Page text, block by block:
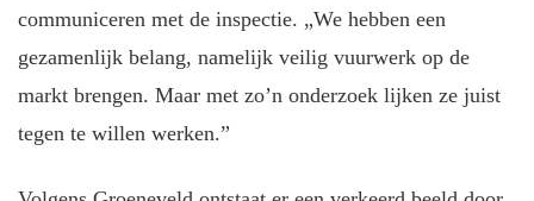
communiceren met de inspectie. „We hebben een
gezamenlijk belang, namelijk veilig vuurwerk op de
markt brengen. Maar met zo’n onderzoek lijken ze juist
tegen te willen werken.”